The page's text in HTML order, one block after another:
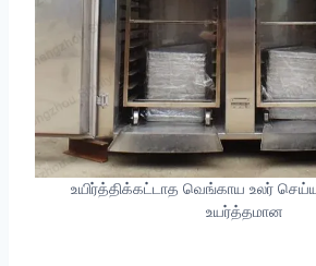
உயிர்த்திக்கட்டாத வெங்காய உலர்
உயர்த்தமான